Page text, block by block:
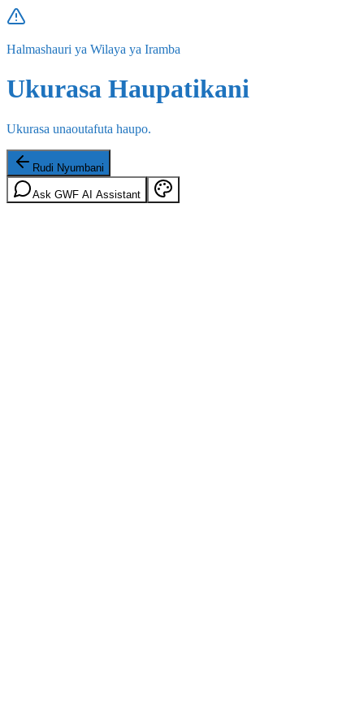
Halmashauri ya Wilaya ya Iramba
Ukurasa Haupatikani
Ukurasa unaoutafuta haupo.
Rudi Nyumbani
Ask GWF AI Assistant